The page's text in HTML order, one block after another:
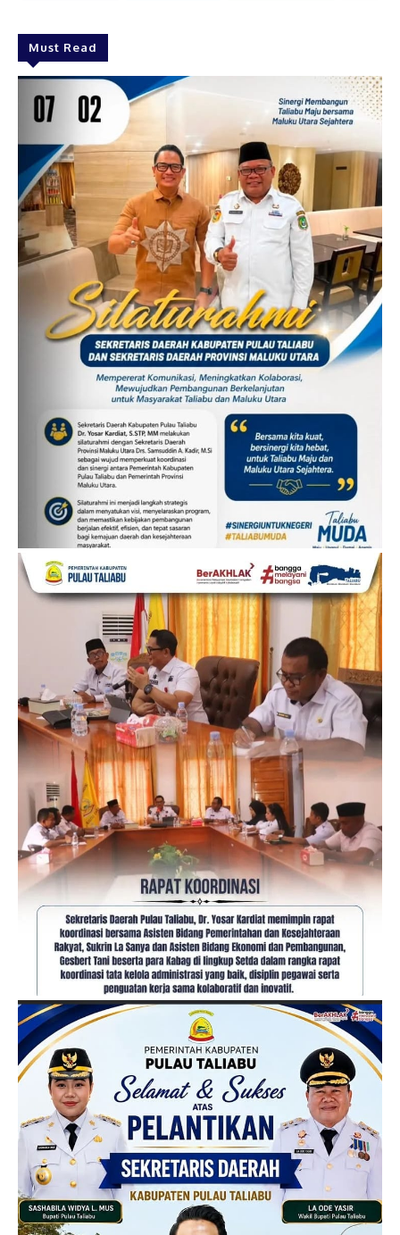
Must Read